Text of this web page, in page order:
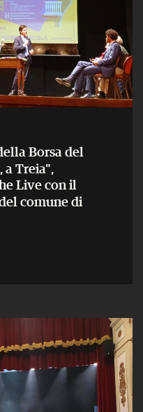
Borsa del
a Treia",
Live con il
comune di